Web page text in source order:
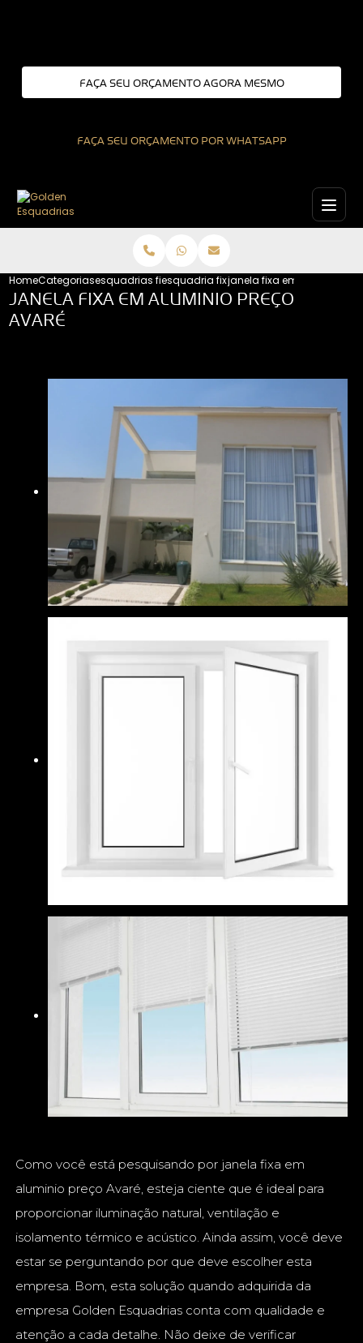
FAÇA SEU ORÇAMENTO AGORA MESMO
FAÇA SEU ORÇAMENTO POR WHATSAPP
HomeCategoriasesquadrias fixasesquadria fixa interior de sao paulo
janela fixa em aluminio
JANELA FIXA EM ALUMINIO PREÇO
AVARÉ
Como você está pesquisando por janela fixa em
aluminio preço Avaré, esteja ciente que é ideal para
proporcionar iluminação natural, ventilação e
isolamento térmico e acústico. Ainda assim, você deve
estar se perguntando por que deve escolher esta
empresa. Bom, esta solução quando adquirida da
empresa Golden Esquadrias conta com qualidade e
atenção a cada detalhe. Não deixe de verificar